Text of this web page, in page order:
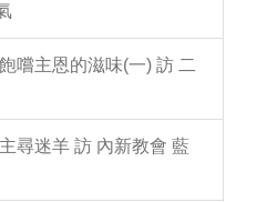
嚐主恩的滋味(一) 訪 二
尋迷羊 訪 內新教會 藍